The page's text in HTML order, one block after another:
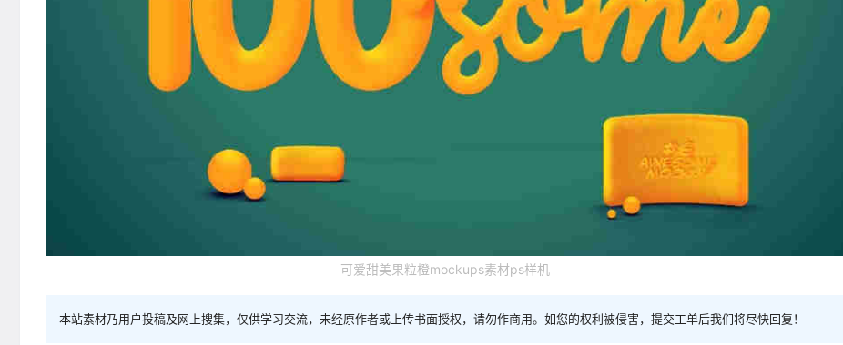
可爱甜美果粒橙mockups素材ps样机
本站素材乃用户投稿及网上搜集，仅供学习交流，未经原作者或上传书面授权，请勿作商用。如您的权利被侵害，提交工单后我们将尽快回复！